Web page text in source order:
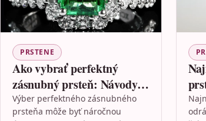
PRSTENE
Ako vybrať perfektný
zásnubný prsteň: Návody a
tipy
Výber perfektného zásnubného
prsteňa môže byť náročnou